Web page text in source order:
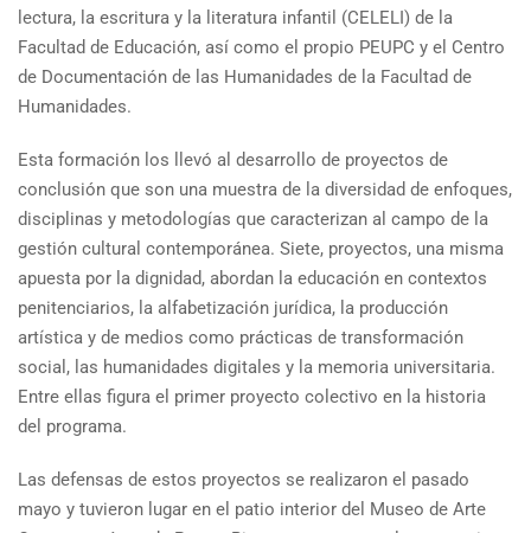
lectura, la escritura y la literatura infantil (CELELI) de la
Facultad de Educación, así como el propio PEUPC y el Centro
de Documentación de las Humanidades de la Facultad de
Humanidades.
Esta formación los llevó al desarrollo de proyectos de
conclusión que son una muestra de la diversidad de enfoques,
disciplinas y metodologías que caracterizan al campo de la
gestión cultural contemporánea. Siete, proyectos, una misma
apuesta por la dignidad, abordan la educación en contextos
penitenciarios, la alfabetización jurídica, la producción
artística y de medios como prácticas de transformación
social, las humanidades digitales y la memoria universitaria.
Entre ellas figura el primer proyecto colectivo en la historia
del programa.
Las defensas de estos proyectos se realizaron el pasado
mayo y tuvieron lugar en el patio interior del Museo de Arte